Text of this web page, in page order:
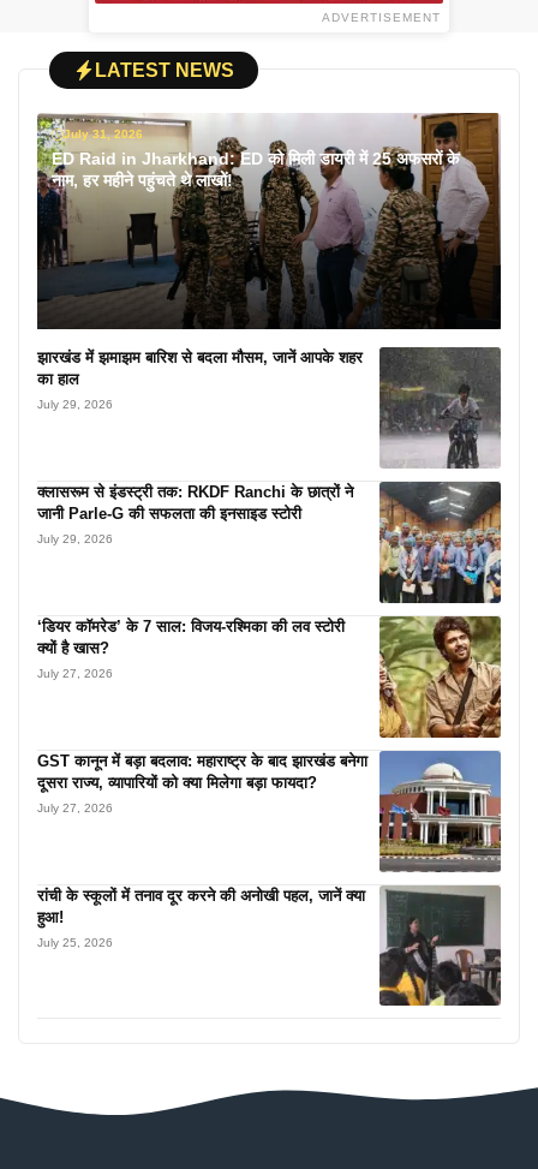
ADVERTISEMENT
LATEST NEWS
July 31, 2026
ED Raid in Jharkhand: ED को मिली डायरी में 25 अफसरों के
नाम, हर महीने पहुंचते थे लाखों!
झारखंड में झमाझम बारिश से बदला मौसम, जानें आपके शहर
का हाल
July 29, 2026
क्लासरूम से इंडस्ट्री तक: RKDF Ranchi के छात्रों ने
जानी Parle-G की सफलता की इनसाइड स्टोरी
July 29, 2026
‘डियर कॉमरेड’ के 7 साल: विजय-रश्मिका की लव स्टोरी
क्यों है खास?
July 27, 2026
GST कानून में बड़ा बदलाव: महाराष्ट्र के बाद झारखंड बनेगा
दूसरा राज्य, व्यापारियों को क्या मिलेगा बड़ा फायदा?
July 27, 2026
रांची के स्कूलों में तनाव दूर करने की अनोखी पहल, जानें क्या
हुआ!
July 25, 2026